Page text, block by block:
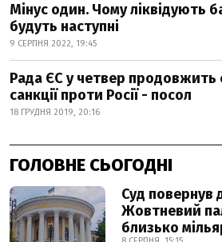
Мінус один. Чому ліквідують
будуть наступні
9 СЕРПНЯ 2022, 19:45
Рада ЄС у четвер продовжить
санкції проти Росії - посол
18 ГРУДНЯ 2019, 20:16
ГОЛОВНЕ СЬОГОДНІ
Суд повернув
Жовтневий
близько